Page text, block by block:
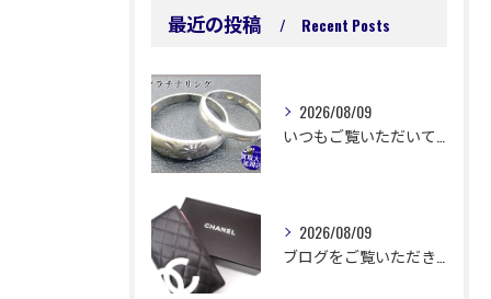
最近の投稿 Recent Posts
2026/08/09
2026/08/09